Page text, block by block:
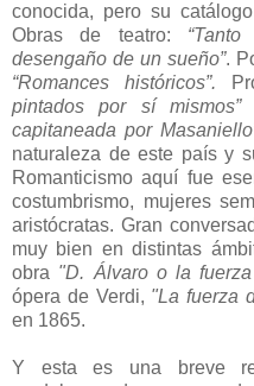
conocida, pero su
Obras de teatro:
desengaño de un sueño”.
“Romances históricos”.
pintados por sí mismos”
capitaneada por
naturaleza de este país y
Romanticismo aquí fue
costumbrismo, mujeres
aristócratas. Gran
muy bien en distintas
obra "D. Álvaro o la
ópera de Verdi, "La fuerza
en 1865.
Y esta es una breve